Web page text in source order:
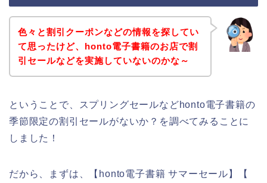
色々と割引クーポンなどの情報を探してい
て思ったけど、honto電子書籍のお店で割
引セールなどを実施していないのかな～
ということで、スプリングセールなどhonto電子書籍の
季節限定の割引セールがないか？を調べてみることに
しました！
だから、まずは、【honto電子書籍 サマーセール】【